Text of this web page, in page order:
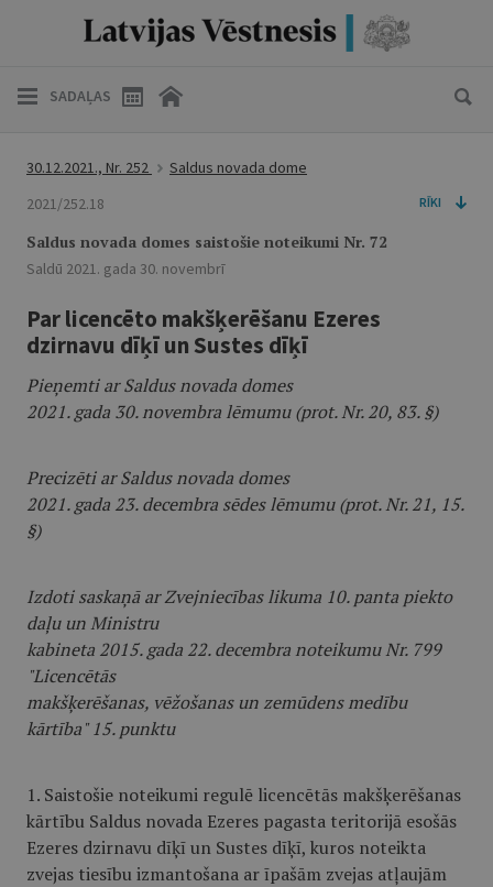
SADAĻAS
30.12.2021., Nr. 252
Saldus novada dome
2021/252.18
RĪKI
Saldus novada domes saistošie noteikumi Nr. 72
Saldū 2021. gada 30. novembrī
Par licencēto makšķerēšanu Ezeres
dzirnavu dīķī un Sustes dīķī
Pieņemti ar Saldus novada domes
2021. gada 30. novembra lēmumu (prot. Nr. 20, 83. §)
Precizēti ar Saldus novada domes
2021. gada 23. decembra sēdes lēmumu (prot. Nr. 21, 15.
§)
Izdoti saskaņā ar Zvejniecības likuma 10. panta piekto
daļu un Ministru
kabineta 2015. gada 22. decembra noteikumu Nr. 799
"Licencētās
makšķerēšanas, vēžošanas un zemūdens medību
kārtība" 15. punktu
1. Saistošie noteikumi regulē licencētās makšķerēšanas
kārtību Saldus novada Ezeres pagasta teritorijā esošās
Ezeres dzirnavu dīķī un Sustes dīķī, kuros noteikta
zvejas tiesību izmantošana ar īpašām zvejas atļaujām